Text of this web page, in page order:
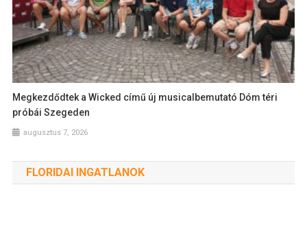
Megkezdődtek a Wicked című új musicalbemutató Dóm téri
próbái Szegeden
augusztus 7, 2026
FLORIDAI INGATLANOK